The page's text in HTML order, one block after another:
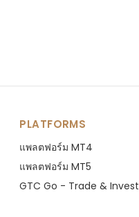
PLATFORMS
แพลตฟอร์ม MT4
แพลตฟอร์ม MT5
GTC Go - Trade & Invest